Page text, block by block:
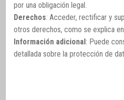
por una obligación legal.
Derechos: Acceder, rectificar y
otros derechos, como se explica
Información adicional : Puede
detallada sobre la protección de